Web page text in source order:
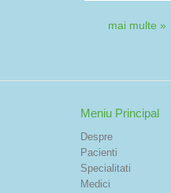
mai multe »
Meniu Principal
Despre
Pacienti
Specialitati
Medici